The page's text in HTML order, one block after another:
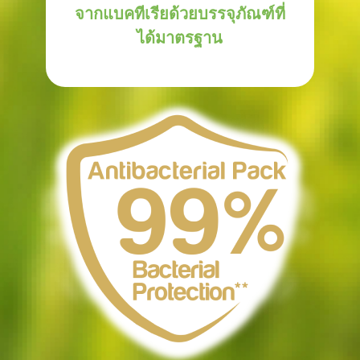
จากแบคทีเรียด้วยบรรจุภัณฑ์ที่
ได้มาตรฐาน